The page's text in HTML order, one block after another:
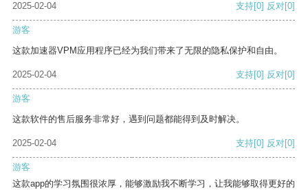
2025-02-04 支持[0] 反对[0]
游客
这款加速器VPM应用程序已经为我们带来了无限的隐私保护和自由。
2025-02-04 支持[0] 反对[0]
游客
这款软件的售后服务非常好，遇到问题都能得到及时解决。
2025-02-04 支持[0] 反对[0]
游客
这款app的学习氛围很浓厚，能够激励我不断学习，让我能够取得更好的